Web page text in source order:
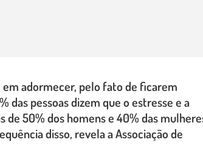
adormecer, pelo fato de ficarem
pessoas dizem que o estresse e a
de 50% dos homens e 40% das
disso, revela a Associação de